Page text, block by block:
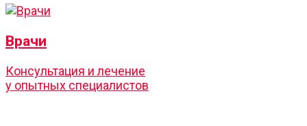
Врачи
Консультация и лечение
у опытных специалистов